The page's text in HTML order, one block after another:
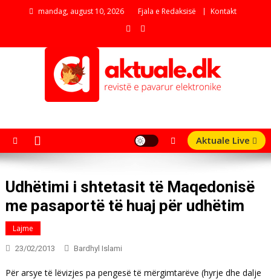
mandag, august 10, 2026 Fjala e Redaksisë Kontakt
Aktuale Live
Udhëtimi i shtetasit të Maqedonisë
me pasaportë të huaj për udhëtim
Lajme
23/02/2013 Bardhyl Islami
Për arsye të lëvizjes pa pengesë të mërgimtarëve (hyrje dhe dalje